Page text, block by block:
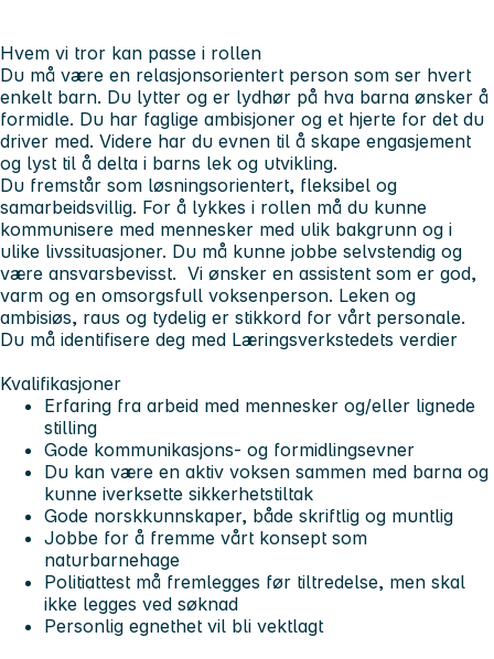
Hvem vi tror kan passe i rollen
Du må være en relasjonsorientert person som ser hvert
enkelt barn. Du lytter og er lydhør på hva barna ønsker å
formidle. Du har faglige ambisjoner og et hjerte for det du
driver med. Videre har du evnen til å skape engasjement
og lyst til å delta i barns lek og utvikling.
Du fremstår som løsningsorientert, fleksibel og
samarbeidsvillig. For å lykkes i rollen må du kunne
kommunisere med mennesker med ulik bakgrunn og i
ulike livssituasjoner. Du må kunne jobbe selvstendig og
være ansvarsbevisst. Vi ønsker en assistent som er god,
varm og en omsorgsfull voksenperson. Leken og
ambisiøs, raus og tydelig er stikkord for vårt personale.
Du må identifisere deg med Læringsverkstedets verdier
Kvalifikasjoner
Erfaring fra arbeid med mennesker og/eller lignede
stilling
Gode kommunikasjons- og formidlingsevner
Du kan være en aktiv voksen sammen med barna og
kunne iverksette sikkerhetstiltak
Gode norskkunnskaper, både skriftlig og muntlig
Jobbe for å fremme vårt konsept som
naturbarnehage
Politiattest må fremlegges før tiltredelse, men skal
ikke legges ved søknad
Personlig egnethet vil bli vektlagt